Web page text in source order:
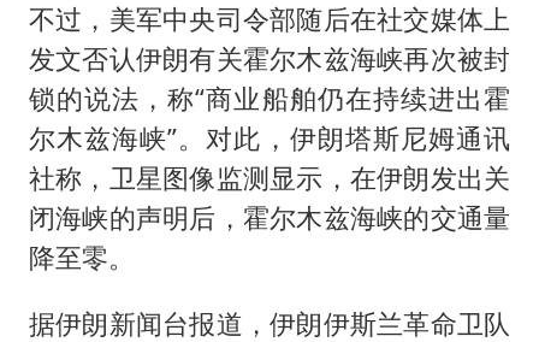
不过，美军中央司令部随后在社交媒体上
发文否认伊朗有关霍尔木兹海峡再次被封
锁的说法，称“商业船舶仍在持续进出霍
尔木兹海峡”。对此，伊朗塔斯尼姆通讯
社称，卫星图像监测显示，在伊朗发出关
闭海峡的声明后，霍尔木兹海峡的交通量
降至零。
据伊朗新闻台报道，伊朗伊斯兰革命卫队